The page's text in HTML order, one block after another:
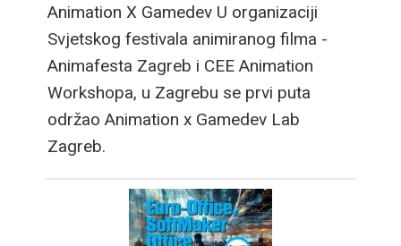
Animation X Gamedev U organizaciji
Svjetskog festivala animiranog filma -
Animafesta Zagreb i CEE Animation
Workshopa, u Zagrebu se prvi puta
održao Animation x Gamedev Lab
Zagreb.